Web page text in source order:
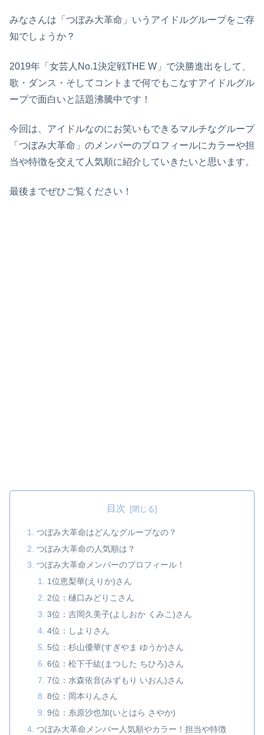
みなさんは「つぼみ大革命」いうアイドルグループをご存
知でしょうか？
2019年「女芸人No.1決定戦THE W」で決勝進出をして、
歌・ダンス・そしてコントまで何でもこなすアイドルグル
ープで面白いと話題沸騰中です！
今回は、アイドルなのにお笑いもできるマルチなグループ
「つぼみ大革命」のメンバーのプロフィールにカラーや担
当や特徴を交えて人気順に紹介していきたいと思います。
最後までぜひご覧ください！
目次
つぼみ大革命はどんなグループなの？
つぼみ大革命の人気順は？
つぼみ大革命メンバーのプロフィール！
1位恵梨華(えりか)さん
2位：樋口みどりこさん
3位：吉岡久美子(よしおか くみこ)さん
4位：しよりさん
5位：杉山優華(すぎやま ゆうか)さん
6位：松下千紘(まつした ちひろ)さん
7位：水森依音(みずもり いおん)さん
8位：岡本りんさん
9位：糸原沙也加(いとはら さやか)
つぼみ大革命メンバー人気順やカラー！担当や特徴